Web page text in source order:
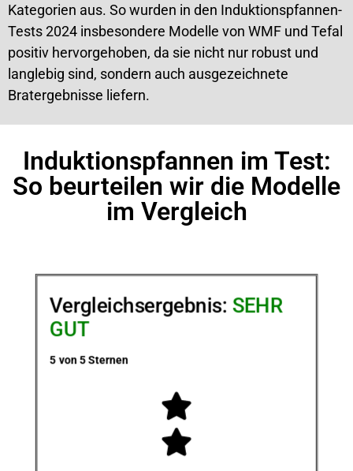
Kategorien aus. So wurden in den Induktionspfannen-
Tests 2024 insbesondere Modelle von WMF und Tefal
positiv hervorgehoben, da sie nicht nur robust und
langlebig sind, sondern auch ausgezeichnete
Bratergebnisse liefern.
Induktionspfannen im Test:
So beurteilen wir die Modelle
im Vergleich
Vergleichsergebnis: SEHR
GUT
5 von 5 Sternen